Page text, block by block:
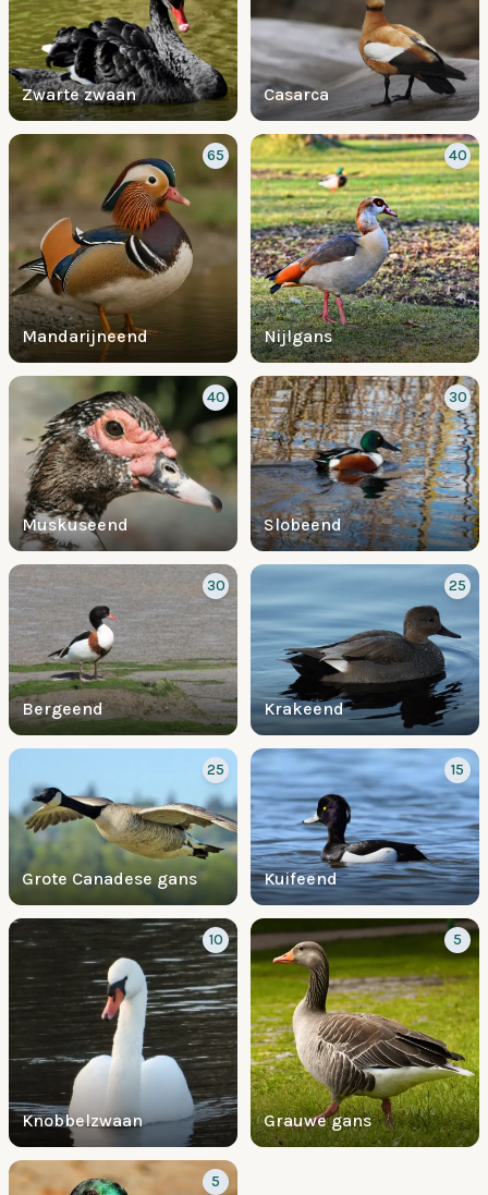
Zwarte zwaan Casarca
Mandarijneend
65
Nijlgans
40
Muskuseend
40
Slobeend
30
Bergeend
30
Krakeend
25
Grote Canadese gans
25
Kuifeend
15
Knobbelzwaan
10
Grauwe gans
5
5